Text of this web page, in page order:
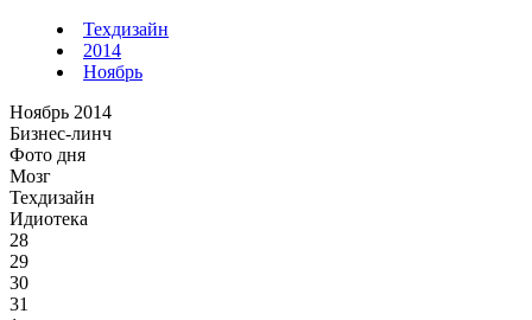
Техдизайн
2014
Ноябрь
Ноябрь 2014
Бизнес-линч
Фото дня
Мозг
Техдизайн
Идиотека
28
29
30
31